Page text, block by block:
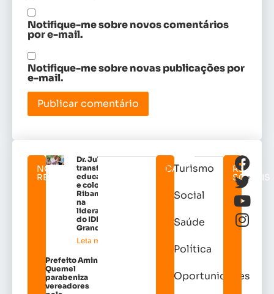
Notifique-me sobre novos comentários
por e-mail.
Notifique-me sobre novas publicações por
e-mail.
NOTICIAS
RELACIONADAS
Dr. Julinho
transforma
educação
e coloca
Ribamar
na
liderança
do IDEB na
Grande Ilh
Leia mais »
Prefeito Amin
Quemel
parabeniza
vereadores
CATEGORIAS
Turismo
Social
Saúde
Política
Oportunidades
REDES
SOCIAIS